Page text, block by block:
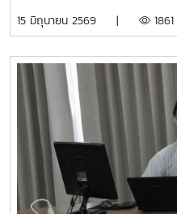
ไปคณะวิศวกรรมและอุตสาหกร
นักศึกษา ที่สามารถต่อยอดอง
การเป็นผู้ประกอบการแห่งอน
วิทยาศาสตร์เทคโนโลยีเกษตร
Park
(MAP)https://
ดร.พิไลวรรณ พรประสิทธ์ ผู้ช่ว
หลักสูตรวิศวกรรมศาสตรบัณฑิ
การอบรมเชิงปฏิบัติการ
การดำเนินการตามเกณฑ์
2569 ที่โรงแรมยูนิมมาน โดย
ศาสตราจารย์ ดร.สุภัทร พัฒ
มหาวิทยาลัยเกษตรศาสตร์ เ
เสริมให้บุคลากรนำความรู้ที่ได้ ใ
เชื่อมโยงกระบวนการ เพื่อมุ่ง
15 มิถุนายน 2569 | 1861